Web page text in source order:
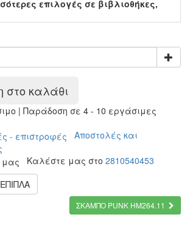
επιλογές σε βιβλιοθήκες,
στο καλάθι
| Παράδοση σε 4 - 10 εργάσιμες
Αποστολές και
Καλέστε μας στο 2810540453
ΕΠΙΠΛΑ
ΣΚΑΜΠΟ PUNK HM264.11